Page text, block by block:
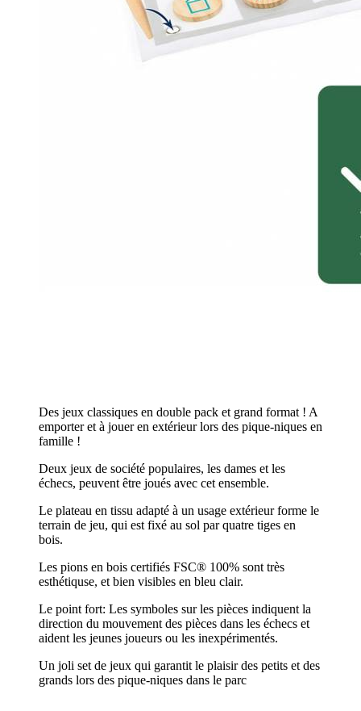
Des jeux classiques en double pack et grand format ! A
emporter et à jouer en extérieur lors des pique-niques en
famille !
Deux jeux de société populaires, les dames et les
échecs, peuvent être joués avec cet ensemble.
Le plateau en tissu adapté à un usage extérieur forme le
terrain de jeu, qui est fixé au sol par quatre tiges en
bois.
Les pions en bois certifiés FSC® 100% sont très
esthétiquse, et bien visibles en bleu clair.
Le point fort: Les symboles sur les pièces indiquent la
direction du mouvement des pièces dans les échecs et
aident les jeunes joueurs ou les inexpérimentés.
Un joli set de jeux qui garantit le plaisir des petits et des
grands lors des pique-niques dans le parc